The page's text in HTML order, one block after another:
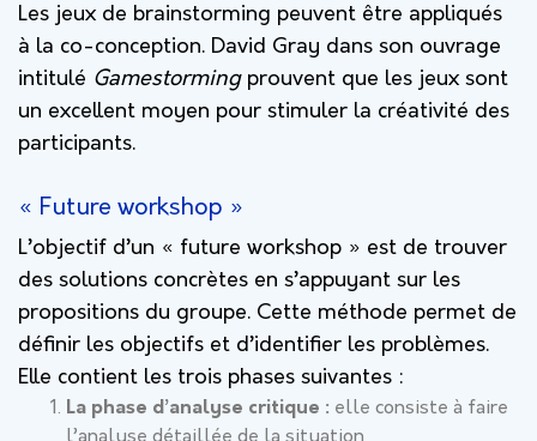
Les jeux de brainstorming peuvent être appliqués
à la co-conception. David Gray dans son ouvrage
intitulé Gamestorming prouvent que les jeux sont
un excellent moyen pour stimuler la créativité des
participants.
« Future workshop »
L’objectif d’un « future workshop » est de trouver
des solutions concrètes en s’appuyant sur les
propositions du groupe. Cette méthode permet de
définir les objectifs et d’identifier les problèmes.
Elle contient les trois phases suivantes :
La phase d’analyse critique : elle consiste à faire